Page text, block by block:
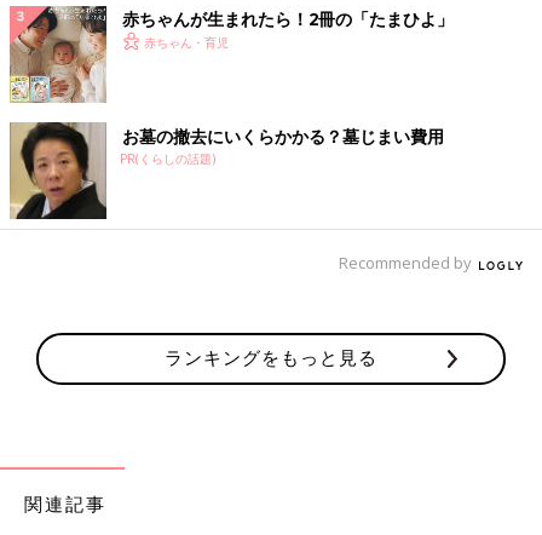
赤ちゃんが生まれたら！2冊の「たまひよ」
赤ちゃん・育児
お墓の撤去にいくらかかる？墓じまい費用
PR(くらしの話題)
Recommended by
ランキングをもっと見る
関連記事